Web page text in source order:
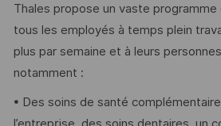
Thales propose un vaste programme
tous les employés à temps plein
plus par semaine et à leurs
notamment :
• Des soins de santé